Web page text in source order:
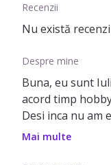
Recenzii
Nu există
Despre mine
Buna, eu sunt
acord timp
Desi inca nu am
alungul timpului,
Mai multe